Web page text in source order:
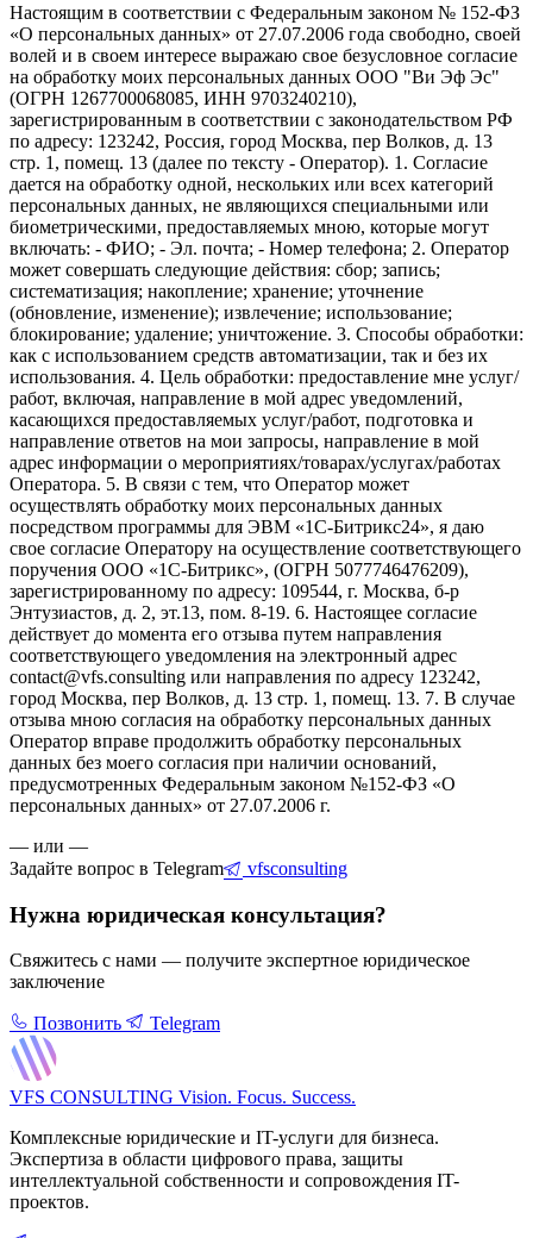
Настоящим в соответствии с Федеральным законом № 152-ФЗ
«О персональных данных» от 27.07.2006 года свободно, своей
волей и в своем интересе выражаю свое безусловное согласие
на обработку моих персональных данных ООО "Ви Эф Эс"
(ОГРН 1267700068085, ИНН 9703240210),
зарегистрированным в соответствии с законодательством РФ
по адресу: 123242, Россия, город Москва, пер Волков, д. 13
стр. 1, помещ. 13 (далее по тексту - Оператор). 1. Согласие
дается на обработку одной, нескольких или всех категорий
персональных данных, не являющихся специальными или
биометрическими, предоставляемых мною, которые могут
включать: - ФИО; - Эл. почта; - Номер телефона; 2. Оператор
может совершать следующие действия: сбор; запись;
систематизация; накопление; хранение; уточнение
(обновление, изменение); извлечение; использование;
блокирование; удаление; уничтожение. 3. Способы обработки:
как с использованием средств автоматизации, так и без их
использования. 4. Цель обработки: предоставление мне услуг/
работ, включая, направление в мой адрес уведомлений,
касающихся предоставляемых услуг/работ, подготовка и
направление ответов на мои запросы, направление в мой
адрес информации о мероприятиях/товарах/услугах/работах
Оператора. 5. В связи с тем, что Оператор может
осуществлять обработку моих персональных данных
посредством программы для ЭВМ «1С-Битрикс24», я даю
свое согласие Оператору на осуществление соответствующего
поручения ООО «1С-Битрикс», (ОГРН 5077746476209),
зарегистрированному по адресу: 109544, г. Москва, б-р
Энтузиастов, д. 2, эт.13, пом. 8-19. 6. Настоящее согласие
действует до момента его отзыва путем направления
соответствующего уведомления на электронный адрес
contact@vfs.consulting или направления по адресу 123242,
город Москва, пер Волков, д. 13 стр. 1, помещ. 13. 7. В случае
отзыва мною согласия на обработку персональных данных
Оператор вправе продолжить обработку персональных
данных без моего согласия при наличии оснований,
предусмотренных Федеральным законом №152-ФЗ «О
персональных данных» от 27.07.2006 г.
— или —
Задайте вопрос в Telegram
vfsconsulting
Нужна юридическая консультация?
Свяжитесь с нами — получите экспертное юридическое
заключение
Позвонить Telegram
VFS CONSULTING Vision. Focus. Success.
Комплексные юридические и IT-услуги для бизнеса.
Экспертиза в области цифрового права, защиты
интеллектуальной собственности и сопровождения IT-
проектов.